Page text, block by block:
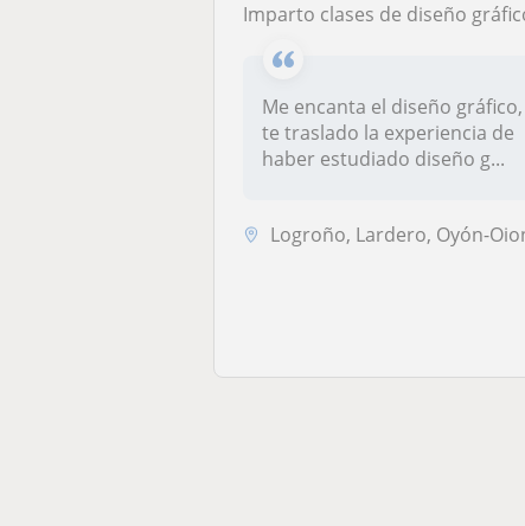
Imparto clases de diseño gráfico de manera adaptativa al nivel del alumno, enfocadas desde la experiencia de estar trabajando profesionalmente desde hace veinte años, para empresas y por
Me encanta el diseño gráfico,
te traslado la experiencia de
haber estudiado diseño g...
Logroño, Lardero, Oyón-Oion, Villamediana de